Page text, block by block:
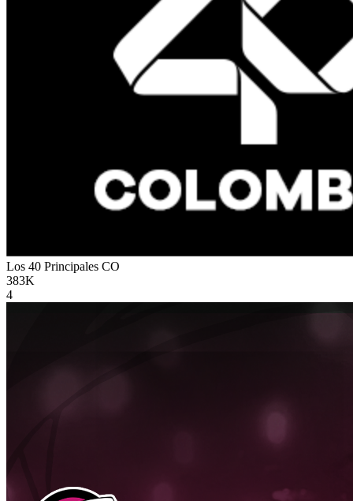
Los 40 Principales CO
383K
4